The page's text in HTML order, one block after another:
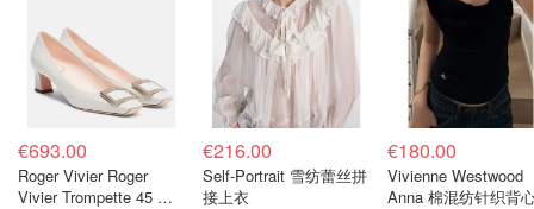
€693.00
Roger Vivier Roger
Vivier Trompette 45 漆
€216.00
Self-Portrait 雪纺蕾丝拼
接上衣
€180.00
Vivienne Westwood
Anna 棉混纺针织背